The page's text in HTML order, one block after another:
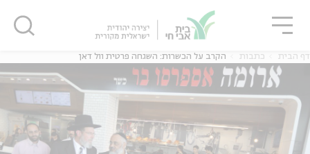
אנגלית
דף הבית כתבות הקרב על הכשרות: השגחה פרטית וול דאן
סגור